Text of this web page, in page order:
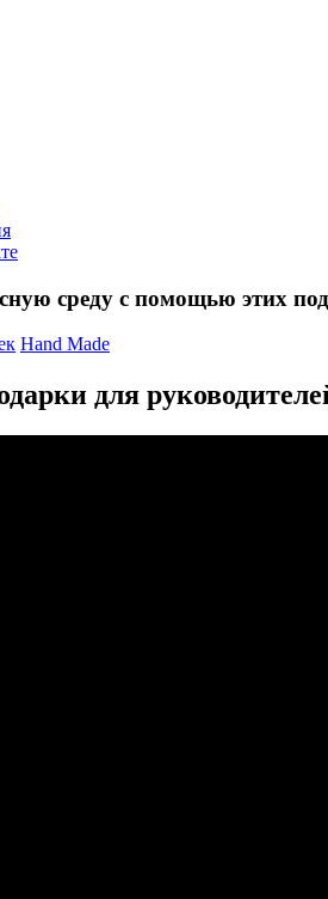
среду с помощью этих
Hand Made
для